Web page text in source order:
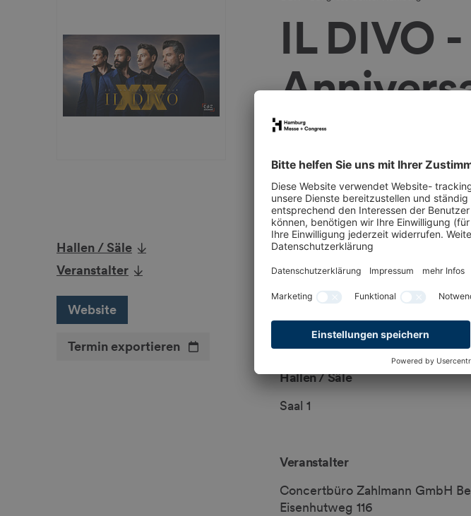
IL DIVO
29.06.2025
Hallen / Säle
Veranstalter
Website
Termin exportieren
Weitere Links
https://concertbuero-
Facebook
Instagram
Hallen / Säle
Saal 1
Veranstalter
Concertbüro Zahlmann GmbH
Eisenhutweg 116